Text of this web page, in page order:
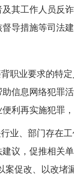
工作人员反诈
导措施等司法
业要求的特定
信息网络犯罪
利再实施犯罪
、部门存在工
议，促推相关
案促改、以改堵